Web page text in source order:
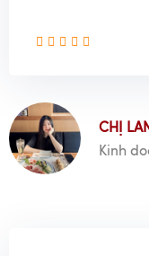
CHỊ
Kinh